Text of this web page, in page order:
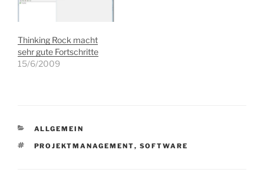
Thinking Rock macht
sehr gute Fortschritte
15/6/2009
KATEGORIEN
ALLGEMEIN
SCHLAGWÖRTER
PROJEKTMANAGEMENT, SOFTWARE